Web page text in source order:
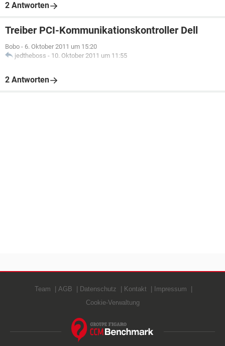
2 Antworten
Treiber PCI-Kommunikationskontroller Dell
Bobo - 6. Oktober 2011 um 15:20
jedtheboss - 10. Oktober 2011 um 11:55
2 Antworten
Team AGB Datenschutz Kontakt
Impressum
Cookie-Verwaltung